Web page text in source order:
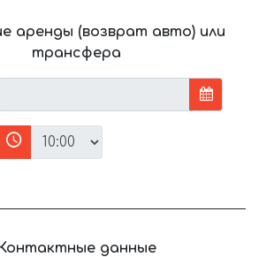
аренды (возврат авто) или
трансфера
данные